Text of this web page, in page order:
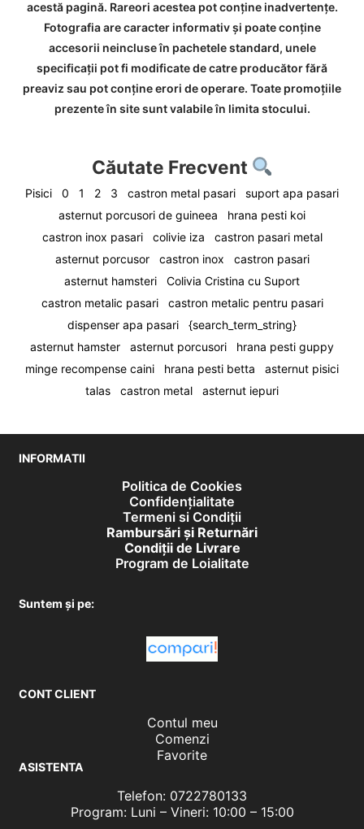
acestă pagină. Rareori acestea pot conţine inadvertenţe.
Fotografia are caracter informativ şi poate conţine
accesorii neincluse în pachetele standard, unele
specificaţii pot fi modificate de catre producător fără
preaviz sau pot conţine erori de operare. Toate promoţiile
prezente în site sunt valabile în limita stocului.
Căutate Frecvent
Pisici 0 1 2 3 castron metal pasari
suport apa pasari
asternut porcusori de guineea
hrana pesti koi
castron inox pasari
colivie iza
castron pasari metal
asternut porcusor
castron inox
castron pasari
asternut hamsteri
Colivia Cristina cu Suport
castron metalic pasari
castron metalic pentru pasari
dispenser apa pasari
{search_term_string}
asternut hamster
asternut porcusori
hrana pesti guppy
minge recompense caini
hrana pesti betta
asternut pisici
talas
castron metal asternut iepuri
INFORMATII
Politica de Cookies
Confidențialitate
Termeni si Condiții
Rambursări și Returnări
Condiţii de Livrare
Program de Loialitate
Suntem și pe:
CONT CLIENT
Contul meu
Comenzi
Favorite
ASISTENTA
Telefon: 0722780133
Program: Luni – Vineri: 10:00 – 15:00